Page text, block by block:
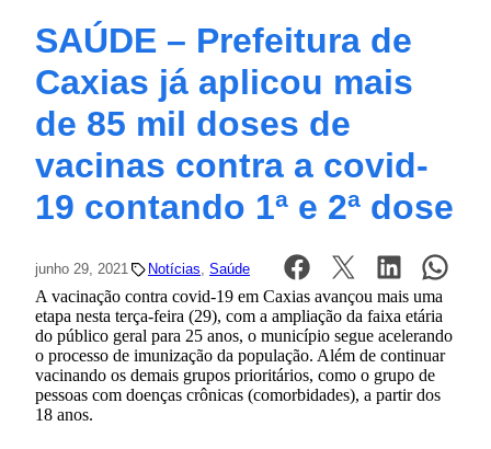
SAÚDE – Prefeitura de
Caxias já aplicou mais
de 85 mil doses de
vacinas contra a covid-
19 contando 1ª e 2ª dose
junho 29, 2021 Notícias, Saúde
A vacinação contra covid-19 em Caxias avançou mais uma
etapa nesta terça-feira (29), com a ampliação da faixa etária
do público geral para 25 anos, o município segue acelerando
o processo de imunização da população. Além de continuar
vacinando os demais grupos prioritários, como o grupo de
pessoas com doenças crônicas (comorbidades), a partir dos
18 anos.